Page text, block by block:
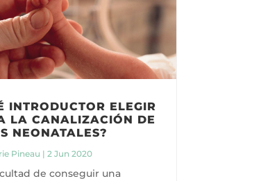
INTRODUCTOR ELEGIR
LA CANALIZACIÓN DE
NEONATALES?
Pineau | 2 Jun 2020
de conseguir una